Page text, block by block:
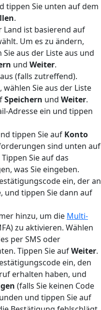
tippen Sie unten auf dem
.
Land ist basierend auf
Um es zu ändern,
Sie aus der Liste aus und
und Weiter.
(falls zutreffend).
, wählen Sie aus der Liste
Speichern und Weiter.
Adresse ein und tippen
tippen Sie auf Konto
sind unten auf
Sie auf das
was Sie eingeben.
ein, der an
und tippen Sie dann auf
hinzu, um die Multi-
zu aktivieren. Wählen
per SMS oder
Tippen Sie aufWeiter.
ein, den
erhalten haben, und
(falls Sie keinen Code
und tippen Sie auf